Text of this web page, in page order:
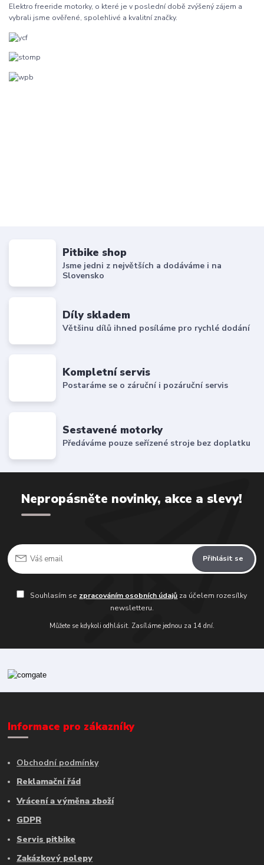
Elektro freeride motorky, o které je v poslední době zvýšený zájem a
vybrali jsme ověřené, spolehlivé a kvalitní značky.
Pitbike shop
Jsme jedni z největších a dodáváme i na
Slovensko
Díly skladem
Většinu dílů ihned posíláme pro rychlé dodání
Kompletní servis
Postaráme se o záruční i pozáruční servis
Sestavené motorky
Předáváme pouze seřízené stroje bez doplatku
Nepropásněte novinky, akce a slevy!
Přihlásit se
Souhlasím se zpracováním osobních údajů za účelem rozesílky
newsletteru.
Můžete se kdykoli odhlásit. Zasíláme jednou za 14 dní.
Informace pro zákazníky
Obchodní podmínky
Reklamační řád
Vrácení a výměna zboží
GDPR
Servis pitbike
Zakázkový polepy